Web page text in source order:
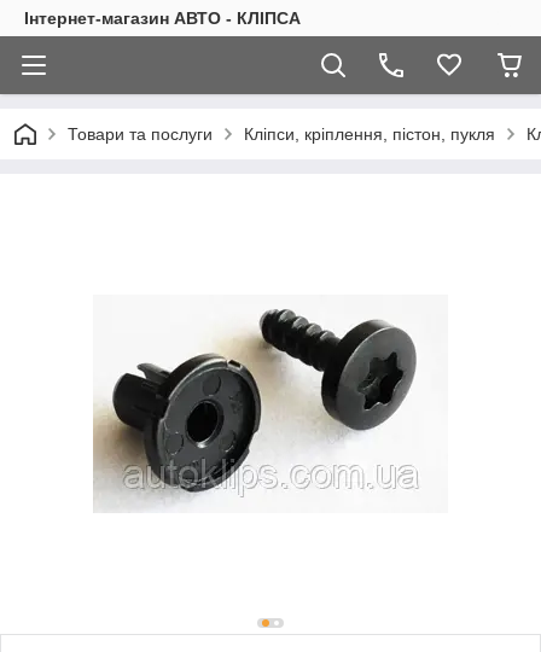
Інтернет-магазин АВТО - КЛІПСА
Товари та послуги Кліпси, кріплення, пістон, пукля